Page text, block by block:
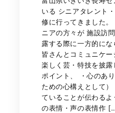
いる シニアタレント
修に行ってきました
ニアの方々が 施設訪
露する際に一方的に
皆さんとコミュニケ
楽しく芸・特技を披
ポイント、 ・心のあ
ための心構えとして
ていることが伝わる
の表情・声の表情作